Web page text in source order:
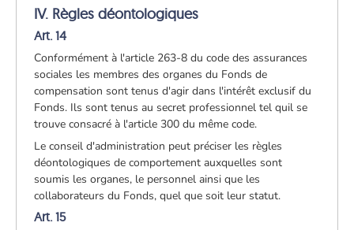
IV. Règles déontologiques
Art. 14
Conformément à l'article 263-8 du code des assurances
sociales les membres des organes du Fonds de
compensation sont tenus d'agir dans l'intérêt exclusif du
Fonds. Ils sont tenus au secret professionnel tel quil se
trouve consacré à l'article 300 du même code.
Le conseil d'administration peut préciser les règles
déontologiques de comportement auxquelles sont
soumis les organes, le personnel ainsi que les
collaborateurs du Fonds, quel que soit leur statut.
Art. 15